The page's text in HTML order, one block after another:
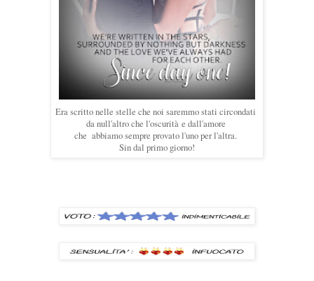
Era scritto nelle stelle che noi saremmo stati circondati
da null'altro che l'oscurità e dall'amore
che abbiamo sempre provato l'uno per l'altra.
Sin dal primo giorno!